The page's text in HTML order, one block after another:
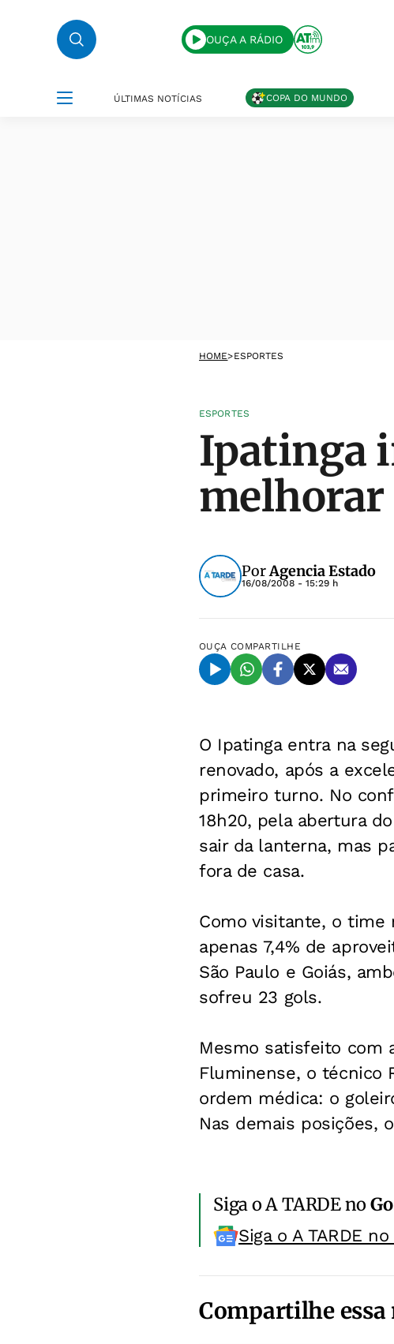
OUÇA A RÁDIO
ÚLTIMAS NOTÍCIAS COPA DO MUNDO
HOME>ESPORTES
ESPORTES
Ipatinga
melhorar
PorAgencia Estado
16/08/2008 - 15:29 h
OUÇA COMPARTILHE
O Ipatinga entra na
renovado, após a
primeiro turno. No
18h20, pela abertura
sair da lanterna, mas
fora de casa.
Como visitante, o time
apenas 7,4% de
São Paulo e Goiás,
sofreu 23 gols.
Mesmo satisfeito com
Fluminense, o técnico
ordem médica: o
Nas demais posições,
Siga o A TARDE no
Siga o A TARDE
Compartilhe